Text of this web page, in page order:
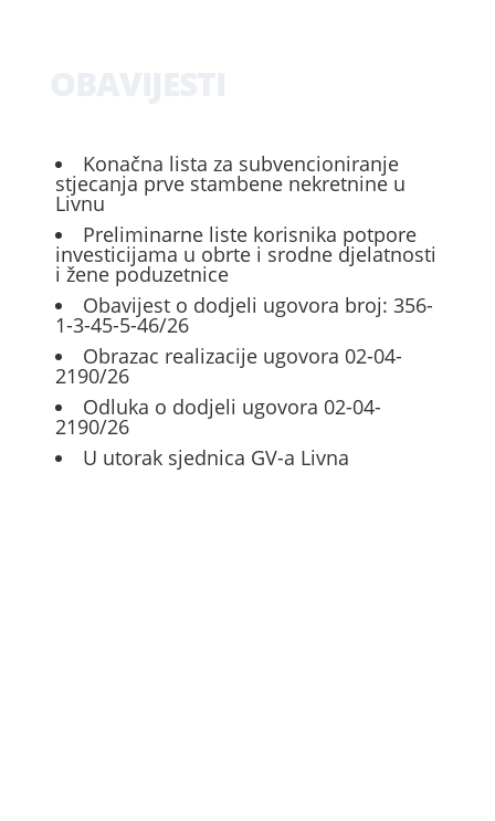
Konačna lista za subvencioniranje
stjecanja prve stambene nekretnine u
Livnu
Preliminarne liste korisnika potpore
investicijama u obrte i srodne djelatnosti
i žene poduzetnice
Obavijest o dodjeli ugovora broj: 356-
1-3-45-5-46/26
Obrazac realizacije ugovora 02-04-
2190/26
Odluka o dodjeli ugovora 02-04-
2190/26
U utorak sjednica GV-a Livna